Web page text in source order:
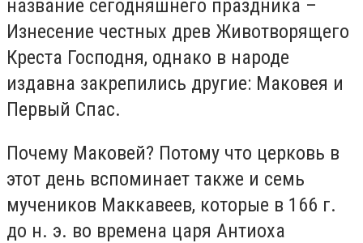
название сегодняшнего праздника –
Изнесение честных древ Животворящего
Креста Господня, однако в народе
издавна закрепились другие: Маковея и
Первый Спас.
Почему Маковей? Потому что церковь в
этот день вспоминает также и семь
мучеников Маккавеев, которые в 166 г.
до н. э. во времена царя Антиоха